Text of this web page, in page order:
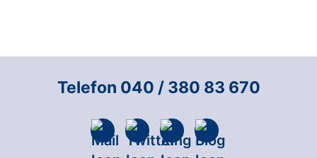
Telefon 040 / 380 83 670